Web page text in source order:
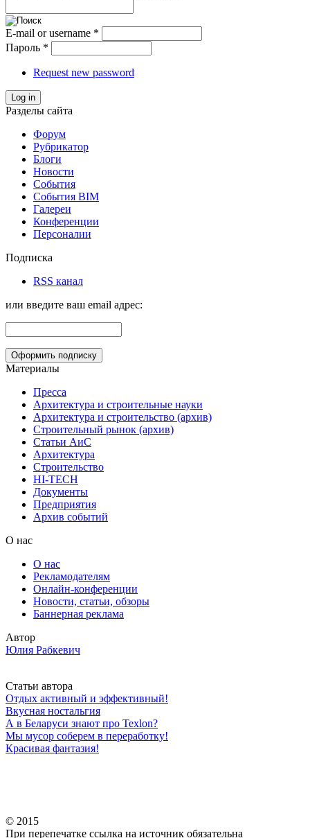
E-mail or username *
Пароль *
Request new password
Log in
Разделы сайта
Форум
Рубрикатор
Блоги
Новости
События
События BIM
Галереи
Конференции
Персоналии
Подписка
RSS канал
или введите ваш email адрес:
Материалы
Пресса
Архитектура и строительные науки
Архитектура и строительство (архив)
Строительный рынок (архив)
Статьи АиС
Архитектура
Строительство
HI-TECH
Документы
Предприятия
Архив событий
О нас
О нас
Рекламодателям
Онлайн-конференции
Новости, статьи, обзоры
Баннерная реклама
Автор
Юлия Рабкевич
Статьи автора
Отдых активный и эффективный!
Вкусная ностальгия
А в Беларуси знают про Texlon?
Мы мусор соберем в переработку!
Красивая фантазия!
© 2015
При перепечатке ссылка на источник обязательна